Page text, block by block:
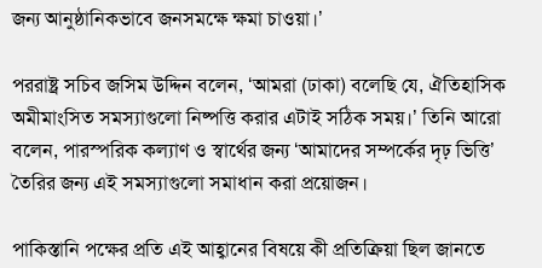
জন্য আনুষ্ঠানিকভাবে জনসমক্ষে ক্ষমা চাওয়া।’
পররাষ্ট্র সচিব জসিম উদ্দিন বলেন, ‘আমরা (ঢাকা) বলেছি যে, ঐতিহাসিক
অমীমাংসিত সমস্যাগুলো নিষ্পত্তি করার এটাই সঠিক সময়।’ তিনি আরো
বলেন, পারস্পরিক কল্যাণ ও স্বার্থের জন্য ‘আমাদের সম্পর্কের দৃঢ় ভিত্তি’
তৈরির জন্য এই সমস্যাগুলো সমাধান করা প্রয়োজন।
পাকিস্তানি পক্ষের প্রতি এই আহ্বানের বিষয়ে কী প্রতিক্রিয়া ছিল জানতে